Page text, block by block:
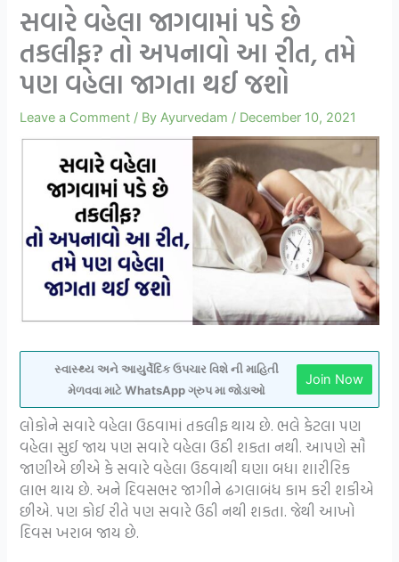
સવારે વહેલા જાગવામાં પડે છે
તકલીફ? તો અપનાવો આ રીત, તમે
પણ વહેલા જાગતા થઈ જશો
Leave a Comment / ByAyurvedam / December 10, 2021
સ્વાસ્થ્ય અને આયુર્વેદિક ઉપચાર વિશે ની માહિતી
મેળવવા માટે WhatsApp ગ્રુપ મા જોડાઓ
Join Now
લોકોને સવારે વહેલા ઉઠવામાં તકલીફ થાય છે. ભલે કેટલા પણ
વહેલા સુઈ જાય પણ સવારે વહેલા ઉઠી શકતા નથી. આપણે સૌ
જાણીએ છીએ કે સવારે વહેલા ઉઠવાથી ઘણા બધા શારીરિક
લાભ થાય છે. અને દિવસભર જાગીને ઢગલાબંધ કામ કરી શકીએ
છીએ. પણ કોઈ રીતે પણ સવારે ઉઠી નથી શકતા. જેથી આખો
દિવસ ખરાબ જાય છે.